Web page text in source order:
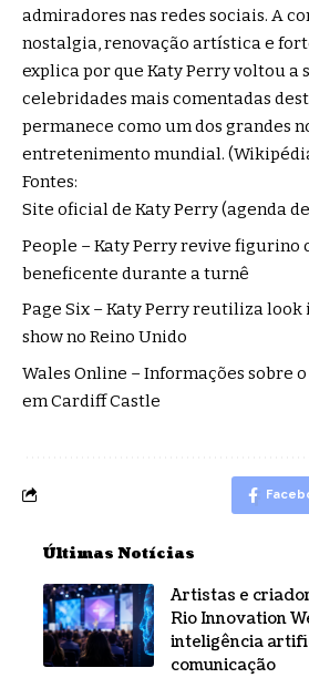
admiradores nas redes sociais. A
nostalgia, renovação artística e
explica por que Katy Perry voltou a
celebridades mais comentadas
permanece como um dos grandes
entretenimento mundial. (
Fontes:
Site oficial de Katy Perry (agenda
People – Katy Perry revive figurino
beneficente durante a turnê
Page Six – Katy Perry reutiliza look
show no Reino Unido
Wales Online – Informações sobre
em Cardiff Castle
Últimas Notícias
Artistas e
Rio Innovation
inteligência
comunicação